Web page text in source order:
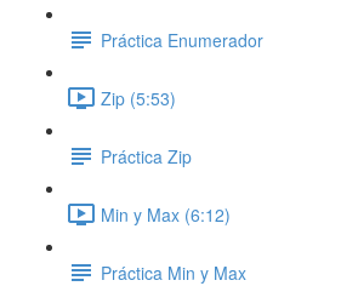
Práctica Enumerador
Zip (5:53)
Práctica Zip
Min y Max (6:12)
Práctica Min y Max